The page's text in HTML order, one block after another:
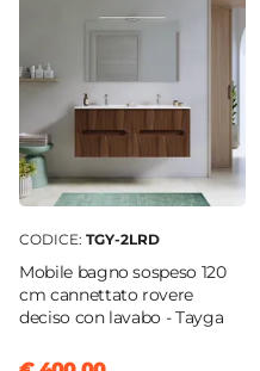
Altezza
150 cm
Serie
Tayga
Struttura
Legno nobilitato
Sistema Di Apertura
CODICE: TGY-2LRD
Mobile bagno sospeso 120
cm cannettato rovere
deciso con lavabo - Tayga